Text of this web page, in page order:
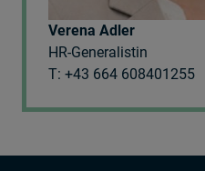
Verena Adler
HR-Generalistin
T: +43 664 608401255